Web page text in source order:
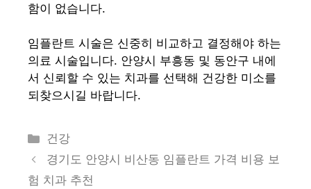
함이 없습니다.
임플란트 시술은 신중히 비교하고 결정해야 하는
의료 시술입니다. 안양시 부흥동 및 동안구 내에
서 신뢰할 수 있는 치과를 선택해 건강한 미소를
되찾으시길 바랍니다.
카
테
건강
경기도 안양시 비산동 임플란트 가격 비용 보
험 치과 추천